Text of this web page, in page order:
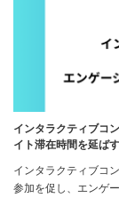
インタラクティブコ
イト滞在時間を延ば
インタラクティブコ
参加を促し、エンゲ